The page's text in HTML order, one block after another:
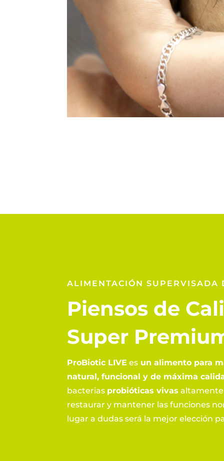
ALIMENTACIÓN SUPERVISADA
Piensos de
Super
ProBiotic LIVE es un alimento para
natural, funcional y de máxima
bacterias probióticas vivas
restaurar y mantener las funciones
lugar a dudas será la mejor elección